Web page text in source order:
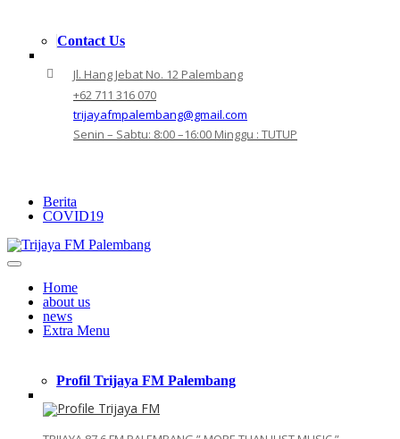
Contact Us
Jl. Hang Jebat No. 12 Palembang
+62 711 316 070
trijayafmpalembang@gmail.com
Senin – Sabtu: 8:00 –16:00 Minggu : TUTUP
Berita
COVID19
Home
about us
news
Extra Menu
Profil Trijaya FM Palembang